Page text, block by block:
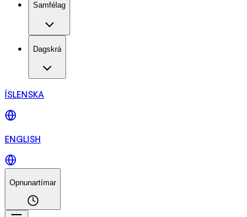
Samfélag
Dagskrá
ÍSLENSKA
ENGLISH
Opnunartímar